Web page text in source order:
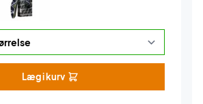
Læg i kurv